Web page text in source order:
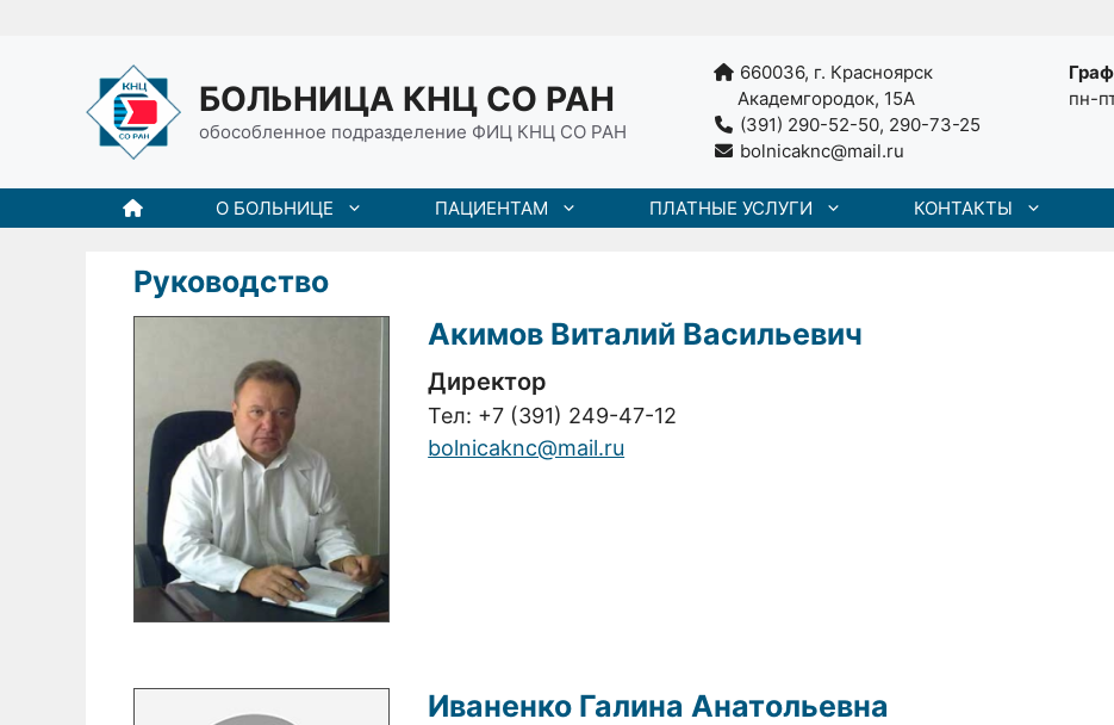
БОЛЬНИЦА КНЦ СО РАН
обособленное подразделение ФИЦ КНЦ СО РАН
660036, г. Красноярск
Академгородок, 15А
(391) 290-52-50, 290-73-25
bolnicaknc@mail.ru
пн-
О БОЛЬНИЦЕ ПАЦИЕНТАМ ПЛАТНЫЕ УСЛУГИ КОНТАКТЫ
Руководство
Акимов Виталий Васильевич
Директор
Тел: +7 (391) 249-47-12
bolnicaknc@mail.ru
Иваненко Галина Анатольевна